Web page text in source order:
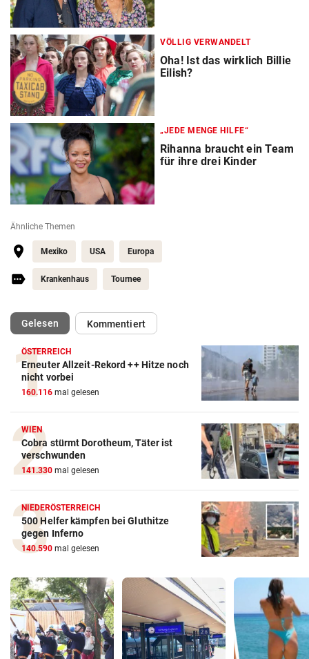
VÖLLIG VERWANDELT
Oha! Ist das wirklich Billie
Eilish?
„JEDE MENGE HILFE“
Rihanna braucht ein Team
für ihre drei Kinder
Ähnliche Themen
Mexiko USA Europa
Krankenhaus Tournee
Gelesen(ausgewählt)Kommentiert
ÖSTERREICH
Erneuter Allzeit-Rekord ++ Hitze noch
nicht vorbei
160.116 mal gelesen
WIEN
Cobra stürmt Dorotheum, Täter ist
verschwunden
141.330 mal gelesen
NIEDERÖSTERREICH
500 Helfer kämpfen bei Gluthitze
gegen Inferno
140.590 mal gelesen